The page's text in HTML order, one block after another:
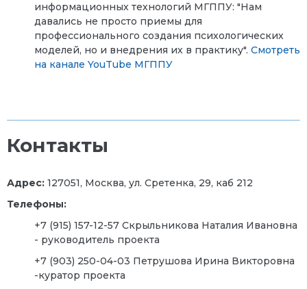
информационных технологий МГППУ: "Нам
давались не просто приемы для
профессионального создания психологических
моделей, но и внедрения их в практику". Смотреть
на канале YouTube МГППУ
Контакты
Адрес: 127051, Москва, ул. Сретенка, 29, каб 212
Телефоны:
+7 (915) 157-12-57 Скрыльникова Наталия Ивановна
- руководитель проекта
+7 (903) 250-04-03 Петрушова Ирина Викторовна
-куратор проекта